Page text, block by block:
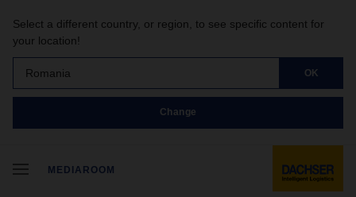
Select a different country, or region, to see specific content for
your location!
Romania OK
Change
MEDIAROOM